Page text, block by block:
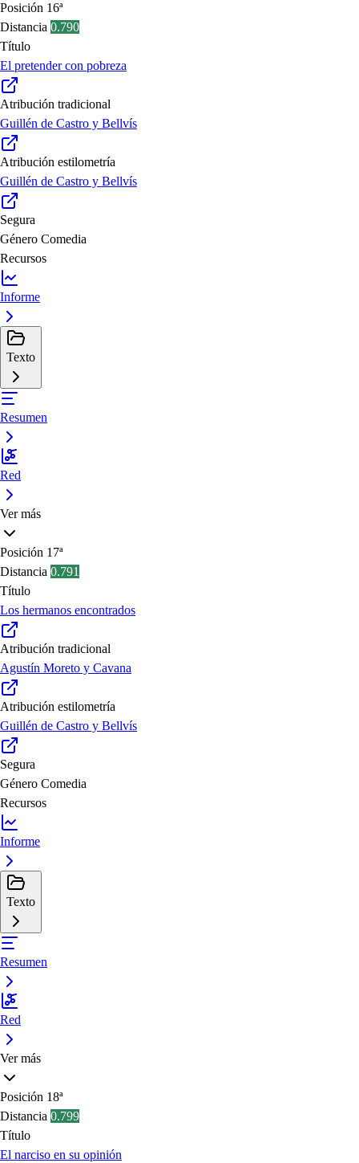
Posición 16ª
Distancia 0.790
Título
El pretender con pobreza
Atribución tradicional
Guillén de Castro y Bellvís
Atribución estilometría
Guillén de Castro y Bellvís
Segura
Género Comedia
Recursos
Informe
Texto
Resumen
Red
Ver más
Posición 17ª
Distancia 0.791
Título
Los hermanos encontrados
Atribución tradicional
Agustín Moreto y Cavana
Atribución estilometría
Guillén de Castro y Bellvís
Segura
Género Comedia
Recursos
Informe
Texto
Resumen
Red
Ver más
Posición 18ª
Distancia 0.799
Título
El narciso en su opinión